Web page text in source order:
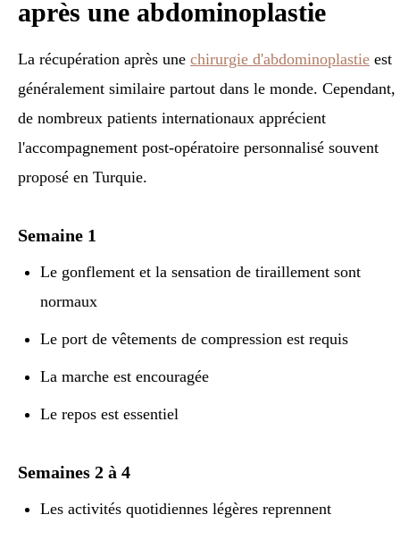
après une abdominoplastie
La récupération après une chirurgie d'abdominoplastie est
généralement similaire partout dans le monde. Cependant,
de nombreux patients internationaux apprécient
l'accompagnement post-opératoire personnalisé souvent
proposé en Turquie.
Semaine 1
Le gonflement et la sensation de tiraillement sont
normaux
Le port de vêtements de compression est requis
La marche est encouragée
Le repos est essentiel
Semaines 2 à 4
Les activités quotidiennes légères reprennent